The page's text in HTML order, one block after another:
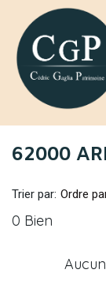
62000
0 Bien
Trier par: Ordre